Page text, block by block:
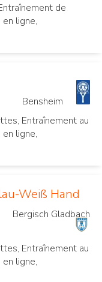
de
ligne,
Bensheim
Entraînement au
ligne,
Weiß Hand
Bergisch Gladbach
Entraînement au
ligne,